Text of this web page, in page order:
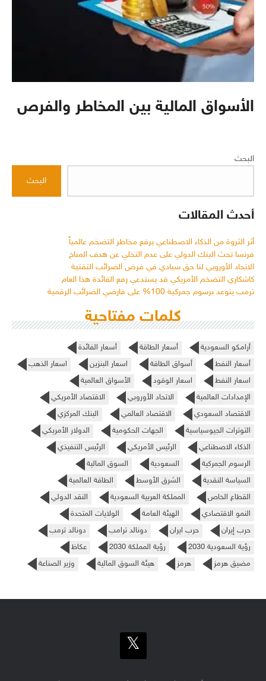
الأسواق المالية بين المخاطر والفرص
البحث
البحث
أحدث المقالات
أثر الثروة من الذكاء الاصطناعي يرفع مخاطر التضخم عالمياً
فرنسا تحث البنك الدولي على عدم التخلي عن هدف المناخ
الاتحاد الأوروبي لنا حق سيادي في فرض الضرائب التقنية
كاشكاري التضخم الأمريكي قد يستدعي رفع الفائدة هذا العام
ترمب يتوعد برسوم جمركية 100% على فارضي الضرائب الرقمية
كلمات مفتاحية
أرامكو السعودية أسعار الطاقة
أسعار الفائدة
أسعار النفط
أسواق الطاقة اسعار البنزين
اسعار الذهب
اسعار النفط
اسعار الوقود
الأسواق العالمية
الإمدادات العالمية
الاتحاد الأوروبي
الاقتصاد الأمريكي
الاقتصاد السعودي
الاقتصاد العالمي
البنك المركزي
التوترات الجيوسياسية
الجهات الحكومية
الدولار الأمريكي
الذكاء الاصطناعي
الرئيس الأمريكي
الرئيس التنفيذي
الرسوم الجمركية
السعودية
السوق المالية
السياسة النقدية
الشرق الأوسط
الطاقة العالمية
القطاع الخاص
المملكة العربية السعودية
النقد الدولي
النمو الاقتصادي
الهيئة العامة
الولايات المتحدة
حرب إيران
حرب ايران دونالد ترامب
دونالد ترمب
رؤية السعودية 2030
رؤية المملكة 2030
عكاظ
مضيق هرمز
هرمز هيئة السوق المالية وزير الصناعة